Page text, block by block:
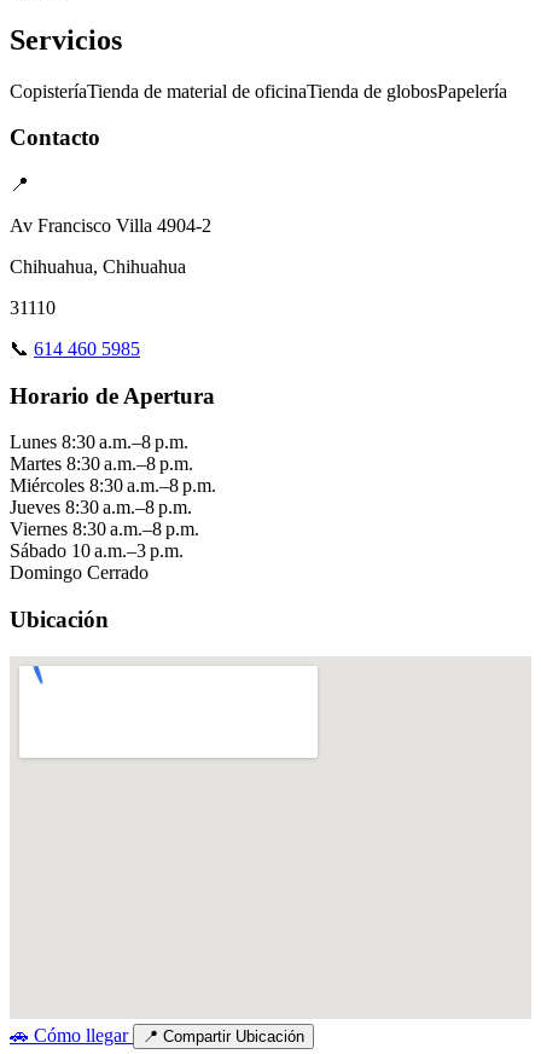
Servicios
CopisteríaTienda de material de oficinaTienda de globosPapelería
Contacto
📍
Av Francisco Villa 4904-2
Chihuahua, Chihuahua
31110
📞 614 460 5985
Horario de Apertura
Lunes 8:30 a.m.–8 p.m.
Martes 8:30 a.m.–8 p.m.
Miércoles 8:30 a.m.–8 p.m.
Jueves 8:30 a.m.–8 p.m.
Viernes 8:30 a.m.–8 p.m.
Sábado 10 a.m.–3 p.m.
Domingo Cerrado
Ubicación
🚗 Cómo llegar 📍 Compartir Ubicación